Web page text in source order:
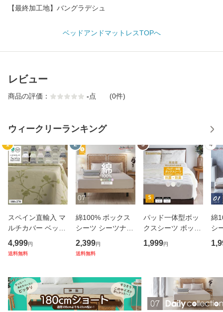
【最終加工地】バングラデシュ
ベッドアンドマットレスTOPへ
レビュー
商品の評価： -点 (0件)
ウィークリーランキング
1
スペイン直輸入 マ
ルチカバー ベッド
カバー ベッドスプ
レッド ブランケッ
4,999円
送料無料
2
綿100% ボックス
シーツ シーツナビ
付き 140cm×195c
m ダブル マットレ
07シリーズ メール
便
2,399円
送料無料
3
パッド一体型ボッ
クスシーツ ボック
スシーツ シングル
97×195×マチ30/18
BP00 エコテック
1,999円
4
綿
シ
(
S(